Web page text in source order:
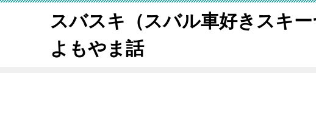
スバスキ（スバル車好きスキ
よもやま話